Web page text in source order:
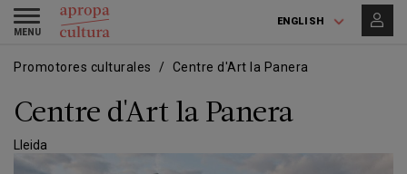
Skip
main
Skip
main
ENGLISH
Toggle
navigation
Promotores culturales Centre d'Art la Panera
Centre d'Art la Panera
Lleida